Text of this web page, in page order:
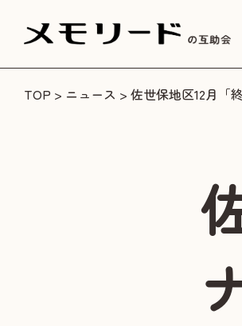
TOP > ニュース > 佐世保地区12月「